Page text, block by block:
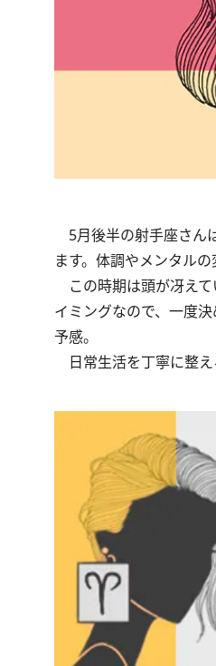
5月後半の射手座さん
ます。体調やメンタル
この時期は頭が冴えて
イミングなので、一度
予感。
日常生活を丁寧に整え